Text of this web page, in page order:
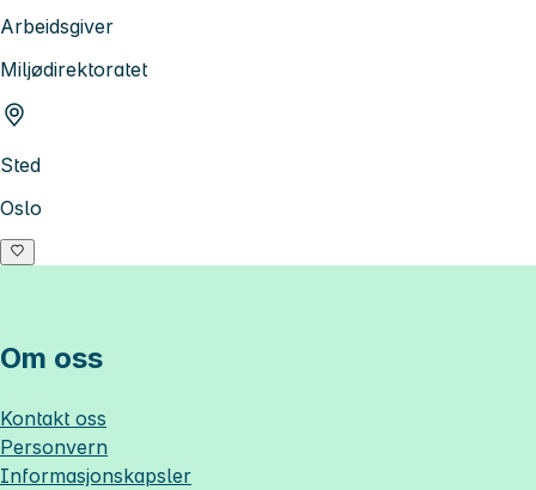
Arbeidsgiver
Miljødirektoratet
Sted
Oslo
Om oss
Kontakt oss
Personvern
Informasjonskapsler